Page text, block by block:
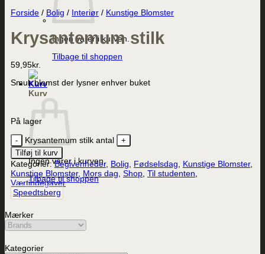
Ingen varer i kurven.
Tilbage til shoppen
Kurv
Ingen varer i kurven.
Tilbage til shoppen
Forside / Bolig / Interiør / Kunstige Blomster
Krysantemum stilk
59,95kr.
Smuk blomst der lysner enhver buket
På lager
Krysantemum stilk antal
Tilføj til kurv
Kategorier:Begivenheder, Bolig Fødselsdag Kunstige Blomster,
Kunstige Blomster, Mors dag Shop Til studenten
Værtindegaver
Speedtsberg
Mærker
Kategorier